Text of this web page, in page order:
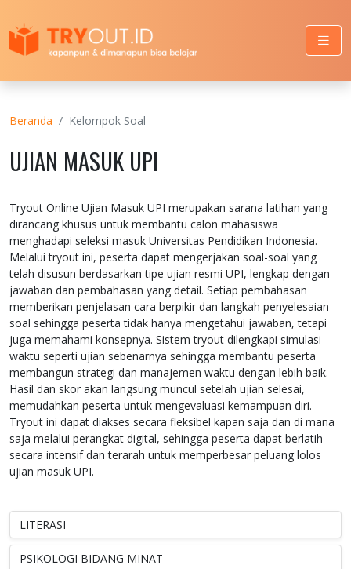
Beranda Kelompok Soal
UJIAN MASUK UPI
Tryout Online Ujian Masuk UPI merupakan sarana latihan yang
dirancang khusus untuk membantu calon mahasiswa
menghadapi seleksi masuk Universitas Pendidikan Indonesia.
Melalui tryout ini, peserta dapat mengerjakan soal-soal yang
telah disusun berdasarkan tipe ujian resmi UPI, lengkap dengan
jawaban dan pembahasan yang detail. Setiap pembahasan
memberikan penjelasan cara berpikir dan langkah penyelesaian
soal sehingga peserta tidak hanya mengetahui jawaban, tetapi
juga memahami konsepnya. Sistem tryout dilengkapi simulasi
waktu seperti ujian sebenarnya sehingga membantu peserta
membangun strategi dan manajemen waktu dengan lebih baik.
Hasil dan skor akan langsung muncul setelah ujian selesai,
memudahkan peserta untuk mengevaluasi kemampuan diri.
Tryout ini dapat diakses secara fleksibel kapan saja dan di mana
saja melalui perangkat digital, sehingga peserta dapat berlatih
secara intensif dan terarah untuk memperbesar peluang lolos
ujian masuk UPI.
LITERASI
PSIKOLOGI BIDANG MINAT